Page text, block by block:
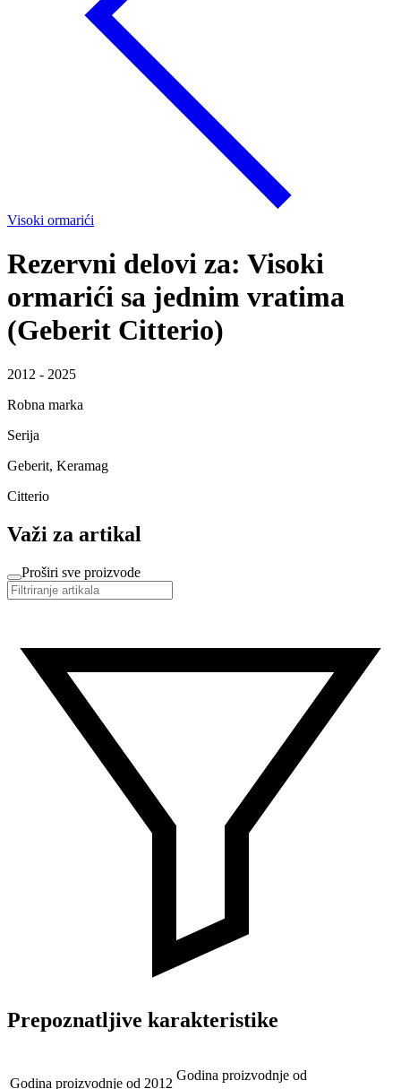
Visoki ormarići
Rezervni delovi za: Visoki
ormarići sa jednim vratima
(Geberit Citterio)
2012 - 2025
Robna marka
Serija
Geberit, Keramag
Citterio
Važi za artikal
Proširi sve proizvode
Prepoznatljive karakteristike
Godina proizvodnje od 2012
Godina proizvodnje od